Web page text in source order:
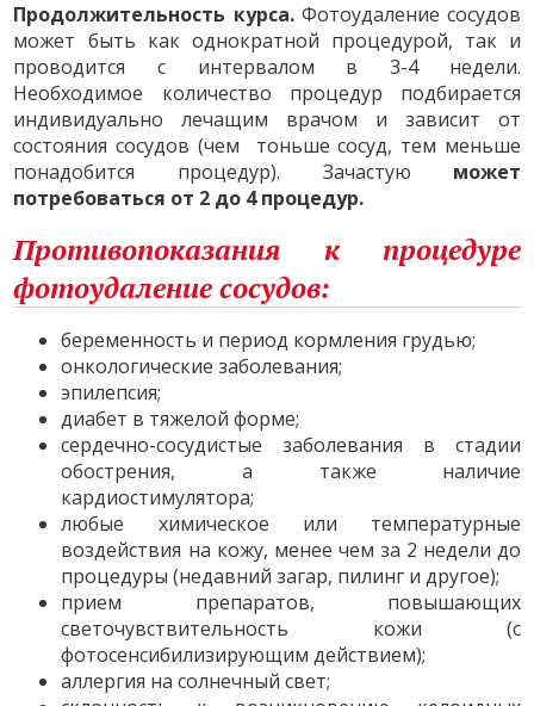
Продолжительность курса.Фотоудаление сосудов
может быть как однократной процедурой, так и
проводится с интервалом в 3-4 недели.
Необходимое количество процедур подбирается
индивидуально лечащим врачом и зависит от
состояния сосудов (чем тоньше сосуд, тем меньше
понадобится процедур). Зачастую может
потребоваться от 2 до 4 процедур.
Противопоказания к процедуре
фотоудаление сосудов:
беременность и период кормления грудью;
онкологические заболевания;
эпилепсия;
диабет в тяжелой форме;
сердечно-сосудистые заболевания в стадии
обострения, а также наличие
кардиостимулятора;
любые химическое или температурные
воздействия на кожу, менее чем за 2 недели до
процедуры (недавний загар, пилинг и другое);
прием препаратов, повышающих
светочувствительность кожи (с
фотосенсибилизирующим действием);
аллергия на солнечный свет;